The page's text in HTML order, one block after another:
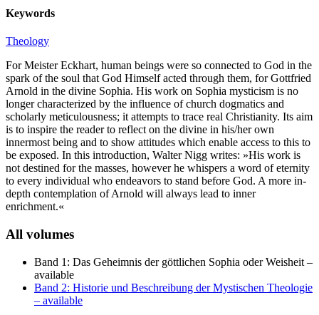
Keywords
Theology
For Meister Eckhart, human beings were so connected to God in the
spark of the soul that God Himself acted through them, for Gottfried
Arnold in the divine Sophia. His work on Sophia mysticism is no
longer characterized by the influence of church dogmatics and
scholarly meticulousness; it attempts to trace real Christianity. Its aim
is to inspire the reader to reflect on the divine in his/her own
innermost being and to show attitudes which enable access to this to
be exposed. In this introduction, Walter Nigg writes: »His work is
not destined for the masses, however he whispers a word of eternity
to every individual who endeavors to stand before God. A more in-
depth contemplation of Arnold will always lead to inner
enrichment.«
All volumes
Band 1: Das Geheimnis der göttlichen Sophia oder Weisheit –
available
Band 2: Historie und Beschreibung der Mystischen Theologie
– available